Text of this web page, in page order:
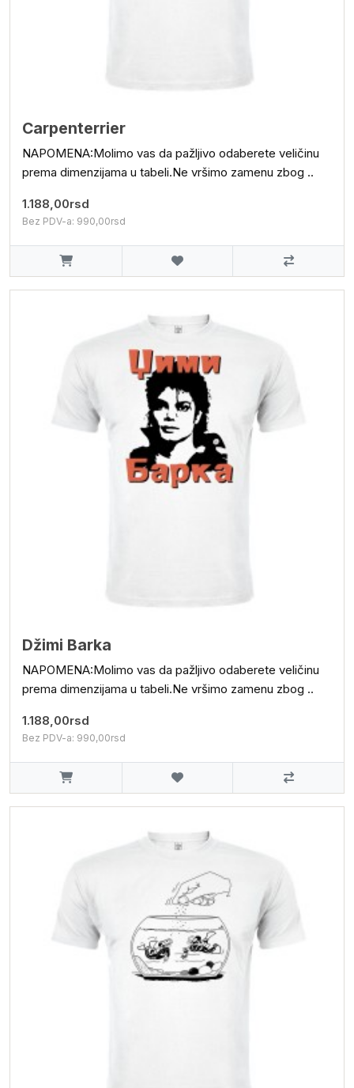
Carpenterrier
NAPOMENA:Molimo vas da pažljivo odaberete veličinu
prema dimenzijama u tabeli.Ne vršimo zamenu zbog ..
1.188,00rsd
Bez PDV-a: 990,00rsd
Džimi Barka
NAPOMENA:Molimo vas da pažljivo odaberete veličinu
prema dimenzijama u tabeli.Ne vršimo zamenu zbog ..
1.188,00rsd
Bez PDV-a: 990,00rsd